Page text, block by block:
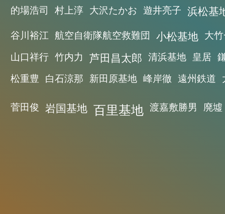
的場浩司 村上淳 大沢たかお 遊井亮子 浜松基
谷川裕江 航空自衛隊航空救難団 小松基地 大
山口祥行 竹内力 芦田昌太郎 清浜基地 皇居
松重豊 白石涼那 新田原基地 峰岸徹 遠州鉄道
菅田俊 岩国基地 百里基地 渡嘉敷勝男 廃墟